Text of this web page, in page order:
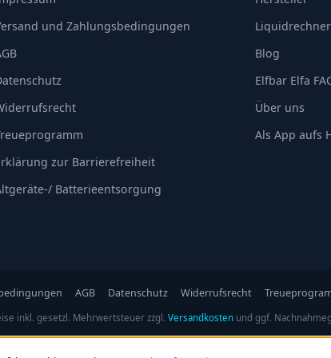
und Zahlungsbedingungen
zur Barrierefreiheit
Batterieentsorgung
Liquidrechner
Blog
Elfbar Elfa
Über uns
Als App aufs
AGB Datenschutz Widerrufsrecht
inkl. gesetzl. Mehrwertsteuer zzgl. Versandkosten und ggf.